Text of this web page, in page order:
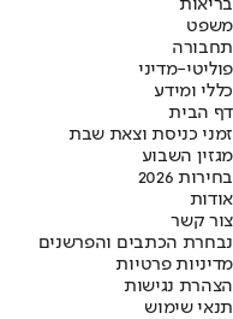
בריאות
משפט
תחבורה
פוליטי-מדיני
כללי ומידע
דף הבית
זמני כניסת וצאת שבת
מגזין השבוע
בחירות 2026
אודות
צור קשר
נבחרת הכתבים והפרשנים
מדיניות פרטיות
הצהרת נגישות
תנאי שימוש